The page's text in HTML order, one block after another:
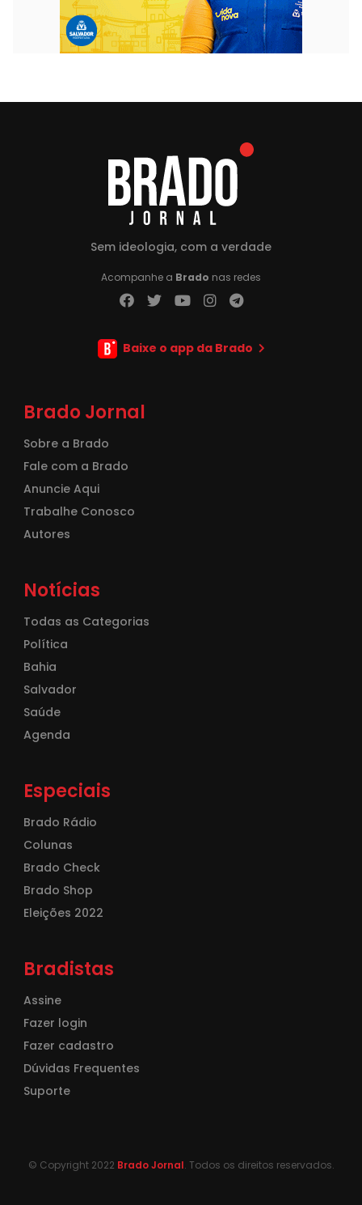
Sem ideologia, com a verdade
Acompanhe a Brado nas redes
Baixe o app da Brado
Brado Jornal
Sobre a Brado
Fale com a Brado
Anuncie Aqui
Trabalhe Conosco
Autores
Notícias
Todas as Categorias
Política
Bahia
Salvador
Saúde
Agenda
Especiais
Brado Rádio
Colunas
Brado Check
Brado Shop
Eleições 2022
Bradistas
Assine
Fazer login
Fazer cadastro
Dúvidas Frequentes
Suporte
© Copyright 2022 Brado Jornal. Todos os direitos reservados.